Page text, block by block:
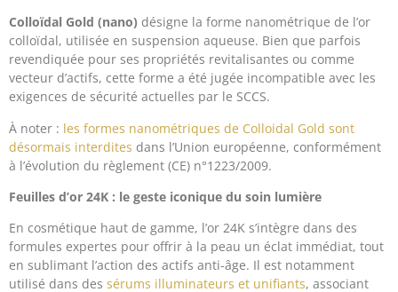
Colloïdal Gold (nano) désigne la forme nanométrique de l’or
colloïdal, utilisée en suspension aqueuse. Bien que parfois
revendiquée pour ses propriétés revitalisantes ou comme
vecteur d’actifs, cette forme a été jugée incompatible avec les
exigences de sécurité actuelles par le SCCS.
À noter : les formes nanométriques de Colloidal Gold sont
désormais interdites dans l’Union européenne, conformément
à l’évolution du règlement (CE) n°1223/2009.
Feuilles d’or 24K : le geste iconique du soin lumière
En cosmétique haut de gamme, l’or 24K s’intègre dans des
formules expertes pour offrir à la peau un éclat immédiat, tout
en sublimant l’action des actifs anti-âge. Il est notamment
utilisé dans des sérums illuminateurs et unifiants, associant